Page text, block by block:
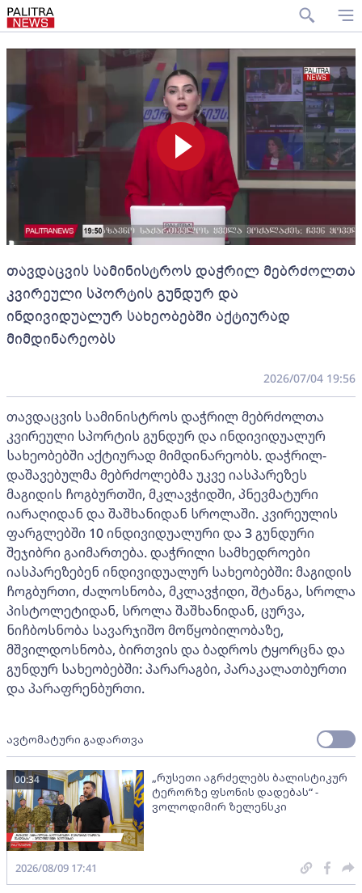
თავდაცვის სამინისტროს დაჭრილ მებრძოლთა
კვირეული სპორტის გუნდურ და
ინდივიდუალურ სახეობებში აქტიურად
მიმდინარეობს
2026/07/04 19:56
თავდაცვის სამინისტროს დაჭრილ მებრძოლთა
კვირეული სპორტის გუნდურ და ინდივიდუალურ
სახეობებში აქტიურად მიმდინარეობს. დაჭრილ-
დაშავებულმა მებრძოლებმა უკვე იასპარეზეს
მაგიდის ჩოგბურთში, მკლავჭიდში, პნევმატური
იარაღიდან და შაშხანიდან სროლაში. კვირეულის
ფარგლებში 10 ინდივიდუალური და 3 გუნდური
შეჯიბრი გაიმართება. დაჭრილი სამხედროები
იასპარეზებენ ინდივიდუალურ სახეობებში: მაგიდის
ჩოგბურთი, ძალოსნობა, მკლავჭიდი, შტანგა, სროლა
პისტოლეტიდან, სროლა შაშხანიდან, ცურვა,
ნიჩბოსნობა სავარჯიშო მოწყობილობაზე,
მშვილდოსნობა, ბირთვის და ბადროს ტყორცნა და
გუნდურ სახეობებში: პარარაგბი, პარაკალათბურთი
და პარაფრენბურთი.
ავტომატური გადართვა
„რუსეთი აგრძელებს ბალისტიკურ
ტერორზე ფსონის დადებას“ -
ვოლოდიმირ ზელენსკი
00:34
2026/08/09 17:41